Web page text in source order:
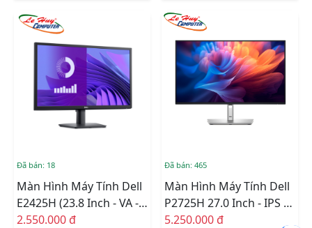
Đã bán: 18
Màn Hình Máy Tính Dell
E2425H (23.8 Inch - VA -
FHD - 5ms - 75Hz)
2.550.000 đ
Đã bán: 465
Màn Hình Máy Tính Dell
P2725H 27.0 Inch - IPS -
FHD - 100Hz - 5ms - USB
5.250.000 đ